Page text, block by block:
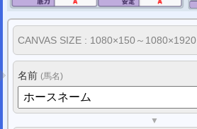
CANVAS SIZE : 1080×150～1080×1920
名前 (馬名)
▼